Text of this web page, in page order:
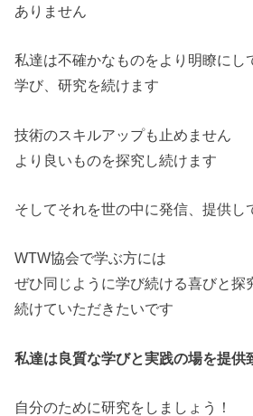
ありません
私達は不確かなものをより明瞭にし
学び、研究を続けます
技術のスキルアップも止めません
より良いものを探究し続けます
そしてそれを世の中に発信、提供し
WTW協会で学ぶ方には
ぜひ同じように学び続ける喜びと探
続けていただきたいです
私達は良質な学びと実践の場を提供
自分のために研究をしましょう！